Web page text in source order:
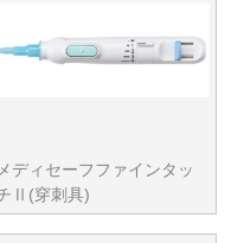
メディセーフファインタッ
Ⅱ(穿刺具)